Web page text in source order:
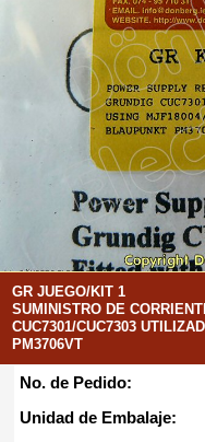
GR JUEGO/KIT 1
SUMINISTRO DE
CUC7301/CUC7303
PM3706VT
No. de Pedido:
Unidad de Embalaje: